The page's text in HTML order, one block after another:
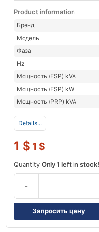
Product information
Бренд
Модель
Фаза
Hz
Мощность (ESP) kVA
Мощность (ESP) kW
Мощность (PRP) kVA
Details...
1 $ 1 $
Quantity Only 1 left in stock!
-
Запросить цену